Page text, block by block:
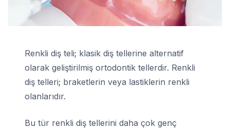
Renkli diş teli; klasik diş tellerine alternatif
olarak geliştirilmiş ortodontik tellerdir. Renkli
diş telleri; braketlerin veya lastiklerin renkli
olanlarıdır.
Bu tür renkli diş tellerini daha çok genç